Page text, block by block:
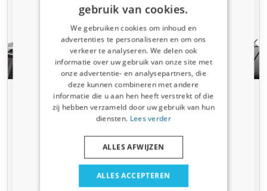
Barras de techo para
Volkswagen Golf V Variant
(1K) 2007-2009 familiar
Menabo Fender negro
Para modelos con barras de techo
€ 129,00
Barras de techo para
Volkswagen Golf V Variant
(1K) 2007-2009 familiar
Menabo Fender plata
Para modelos con barras de techo
€ 129,00
gebruik van cookies.
We gebruiken cookies om inhoud en
advertenties te personaliseren en om ons
verkeer te analyseren. We delen ook
informatie over uw gebruik van onze site met
onze advertentie- en analysepartners, die
deze kunnen combineren met andere
informatie die u aan hen heeft verstrekt of die
zij hebben verzameld door uw gebruik van hun
diensten. Lees verder
ALLES ACCEPTEREN
ALLES AFWIJZEN
¿Recibiste un código de descuento
del 5%?
Suscríbete ahora a nuestro boletín y
benefíciate. Tu código de descuento es válido
por 3 días.